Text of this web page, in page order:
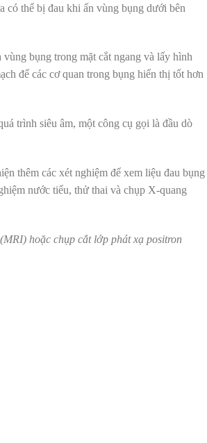
có thể bị đau khi ấn vùng bụng dưới bên
bụng trong mặt cắt ngang và lấy hình
để các cơ quan trong bụng hiển thị tốt hơn
trình siêu âm, một công cụ gọi là đầu dò
thêm các xét nghiệm để xem liệu đau bụng
nước tiểu, thử thai và chụp X-quang
hoặc chụp cắt lớp phát xạ positron